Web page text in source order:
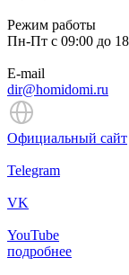
Режим работы
Пн-Пт с 09:00 до
E-mail
dir@homidomi.ru
Официальный сайт
Telegram
VK
YouTube
подробнее